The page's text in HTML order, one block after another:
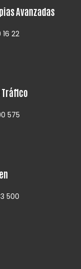
Avanzadas
22
Tráfico
575
500